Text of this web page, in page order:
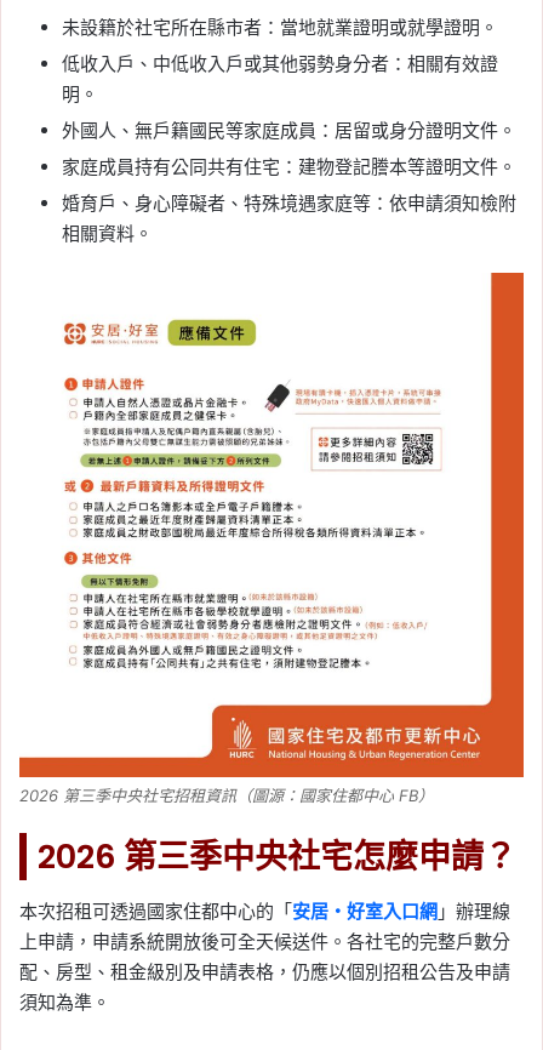
未設籍於社宅所在縣市者：當地就業證明或就學證明。
低收入戶、中低收入戶或其他弱勢身分者：相關有效證
明。
外國人、無戶籍國民等家庭成員：居留或身分證明文件。
家庭成員持有公同共有住宅：建物登記謄本等證明文件。
婚育戶、身心障礙者、特殊境遇家庭等：依申請須知檢附
相關資料。
2026 第三季中央社宅招租資訊（圖源：國家住都中心 FB）
2026 第三季中央社宅怎麼申請？
本次招租可透過國家住都中心的「 安居・好室入口網 」辦理線
上申請，申請系統開放後可全天候送件。各社宅的完整戶數分
配、房型、租金級別及申請表格，仍應以個別招租公告及申請
須知為準。